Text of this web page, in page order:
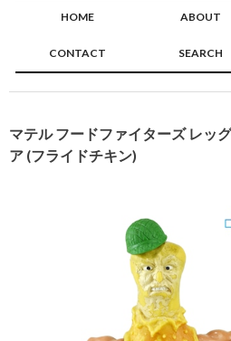
HOME ABOUT
CONTACT SEARCH
マテル フードファイターズ レッ
ア (フライドチキン)